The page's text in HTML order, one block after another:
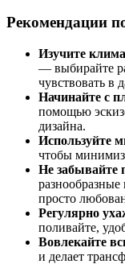
Рекомендации
Изучите
— выбирайте
чувствовать в
Начинайте с
помощью
дизайна.
Используйте
чтобы
Не забывайте
разнообразные
просто
Регулярно
поливайте,
Вовлекайте
и делает